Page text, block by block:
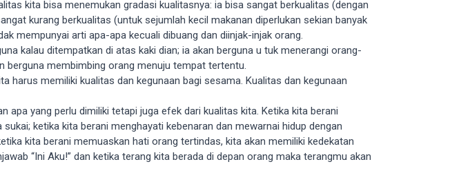
kita bisa menemukan gradasi kualitasnya: ia bisa sangat berkualitas (dengan
kurang berkualitas (untuk sejumlah kecil makanan diperlukan sekian banyak
mempunyai arti apa-apa kecuali dibuang dan diinjak-injak orang.
kalau ditempatkan di atas kaki dian; ia akan berguna u tuk menerangi orang-
berguna membimbing orang menuju tempat tertentu.
harus memiliki kualitas dan kegunaan bagi sesama. Kualitas dan kegunaan
apa yang perlu dimiliki tetapi juga efek dari kualitas kita. Ketika kita berani
ketika kita berani menghayati kebenaran dan mewarnai hidup dengan
kita berani memuaskan hati orang tertindas, kita akan memiliki kedekatan
“Ini Aku!” dan ketika terang kita berada di depan orang maka terangmu akan